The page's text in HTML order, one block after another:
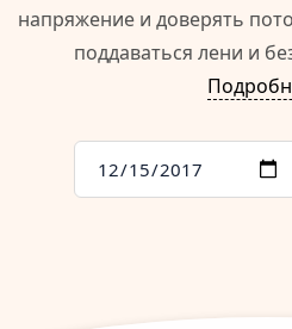
напряжение и доверять
поддаваться лени и